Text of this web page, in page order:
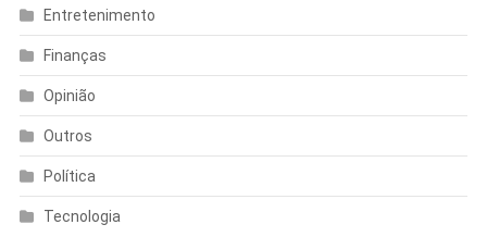
Entretenimento
Finanças
Opinião
Outros
Política
Tecnologia